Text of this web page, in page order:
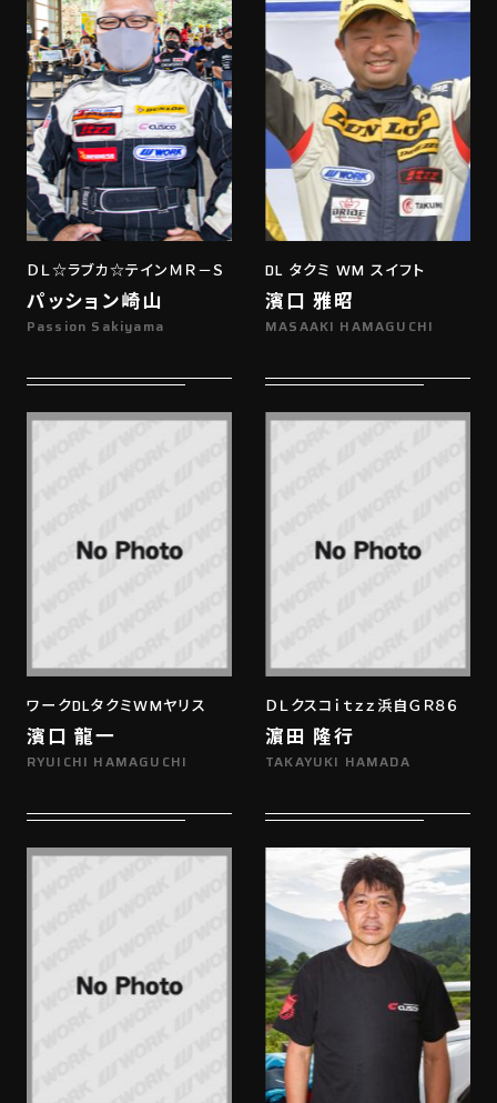
ＤＬ☆ラブカ☆テインＭＲ－Ｓ
パッション崎山
Passion Sakiyama
DL タクミ WM スイフト
濱口 雅昭
MASAAKI HAMAGUCHI
ワークDLタクミWMヤリス
濱口 龍一
RYUICHI HAMAGUCHI
ＤＬクスコｉｔｚｚ浜自ＧＲ８６
濵田 隆行
TAKAYUKI HAMADA